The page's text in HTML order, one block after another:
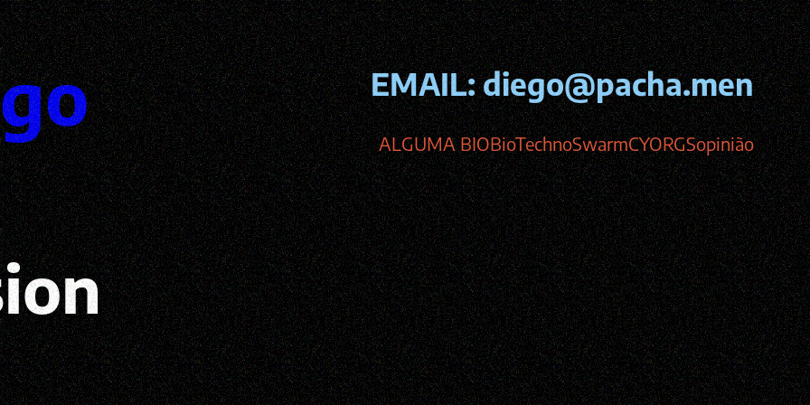
EMAIL:diego@pacha.men
ALGUMA BIOBioTechnoSwarmCYORGSopinião